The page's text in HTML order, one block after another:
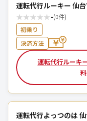
運転代行ルーキー 仙
★★★★★-(0件)
初乗り
決済方法
運転代行ルーキ
運転代行よっつのは